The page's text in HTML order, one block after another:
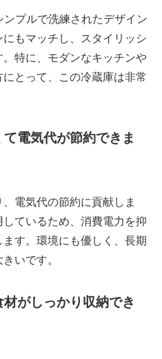
プルで洗練されたデザイン
もマッチし、スタイリッシ
特に、モダンなキッチンや
とって、この冷蔵庫は非常
電気代が節約できま
電気代の節約に貢献しま
ているため、消費電力を抑
す。環境にも優しく、長期
いです。
がしっかり収納でき